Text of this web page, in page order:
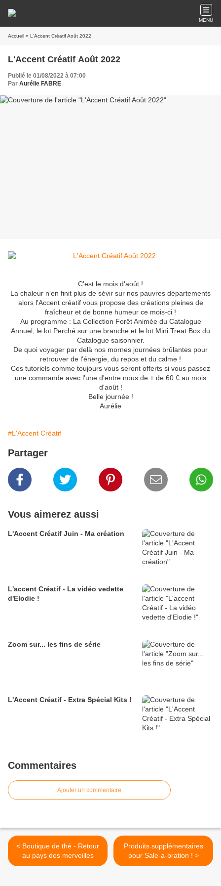
MENU
Accueil » L'Accent Créatif Août 2022
L'Accent Créatif Août 2022
Publié le 01/08/2022 à 07:00
Par Aurélie FABRE
C'est le mois d'août !
La chaleur n'en finit plus de sévir sur nos pauvres départements
alors l'Accent créatif vous propose des créations pleines de
fraîcheur et de bonne humeur ce mois-ci !
Au programme : La Collection Forêt Animée du Catalogue
Annuel, le lot Perché sur une branche et le lot Mini Treat Box du
Catalogue saisonnier.
De quoi voyager par delà nos mornes journées brûlantes pour
retrouver de l'énergie, du repos et du calme !
Ces tutoriels comme toujours vous seront offerts si vous passez
une commande avec l'une d'entre nous de + de 60 € au mois
d'août !
Belle journée !
Aurélie
#L'Accent Créatif
Partager
Vous aimerez aussi
L'Accent Créatif Juin - Ma création
L'accent Créatif - La vidéo vedette
d'Elodie !
Zoom sur... les fins de série
L'Accent Créatif - Extra Spécial Kits !
Commentaires
Ajouter un commentaire
< Boutique de thé - Retour
au pays des merveilles
Produits supplémentaires
pour Sale-a-bration ! >